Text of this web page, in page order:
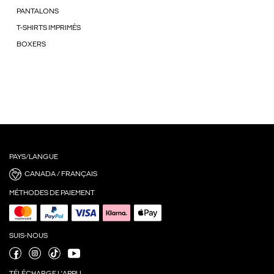
PANTALONS
T-SHIRTS IMPRIMÉS
BOXERS
PAYS/LANGUE
CANADA / FRANÇAIS
MÉTHODES DE PAIEMENT
SUIS-NOUS